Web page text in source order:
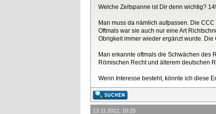
Welche Zeitspanne ist Dir denn wichtig?
Man muss da nämlich aufpassen. Die
Oftmals war sie auch nur eine Art
Obrigkeit immer wieder ergänzt wurde.
Man erkannte oftmals die Schwächen des
Römischen Recht und älterem deutschen
Wenn Interesse besteht, könnte ich diese
13.11.2012, 10:25